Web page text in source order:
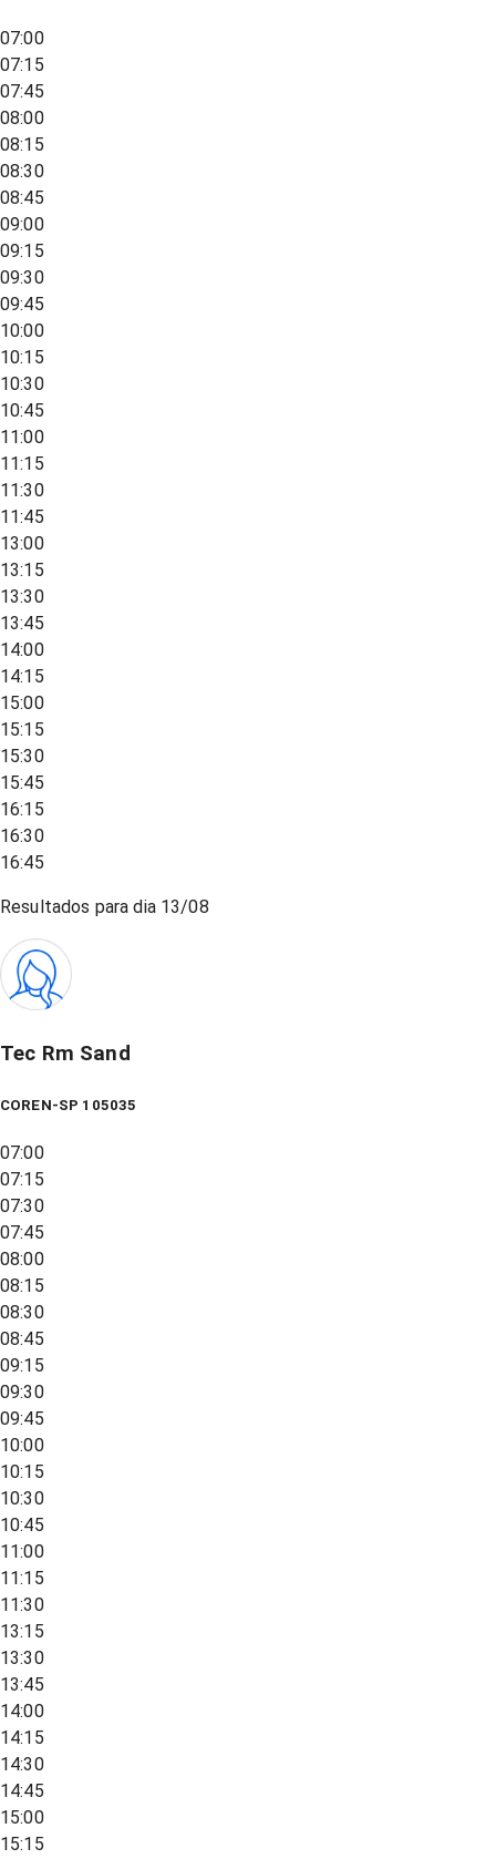
07:00
07:15
07:45
08:00
08:15
08:30
08:45
09:00
09:15
09:30
09:45
10:00
10:15
10:30
10:45
11:00
11:15
11:30
11:45
13:00
13:15
13:30
13:45
14:00
14:15
15:00
15:15
15:30
15:45
16:15
16:30
16:45
Resultados para dia 13/08
Tec Rm Sand
COREN-SP 105035
07:00
07:15
07:30
07:45
08:00
08:15
08:30
08:45
09:15
09:30
09:45
10:00
10:15
10:30
10:45
11:00
11:15
11:30
13:15
13:30
13:45
14:00
14:15
14:30
14:45
15:00
15:15